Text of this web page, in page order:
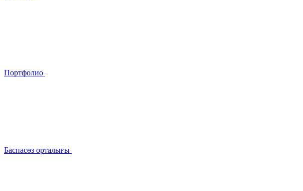
Портфолио
Баспасөз орталығы